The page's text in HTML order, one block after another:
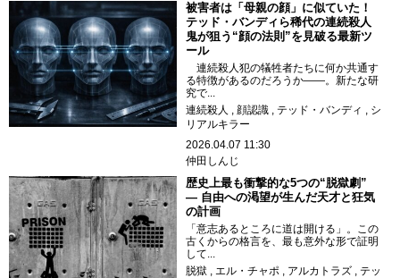
被害者は「母親の顔」に似ていた！
テッド・バンディら稀代の連続殺人
鬼が狙う“顔の法則”を見破る最新ツ
ール
連続殺人犯の犠牲者たちに何か共通す
る特徴があるのだろうか――。新たな研
究で...
連続殺人
顔認識 テッド・バンディ
シ
リアルキラー
2026.04.07 11:30
仲田しんじ
歴史上最も衝撃的な5つの“脱獄劇”
― 自由への渇望が生んだ天才と狂気
の計画
「意志あるところに道は開ける」。この
古くからの格言を、最も意外な形で証明
して...
脱獄
エル・チャポ アルカトラズ
テッ